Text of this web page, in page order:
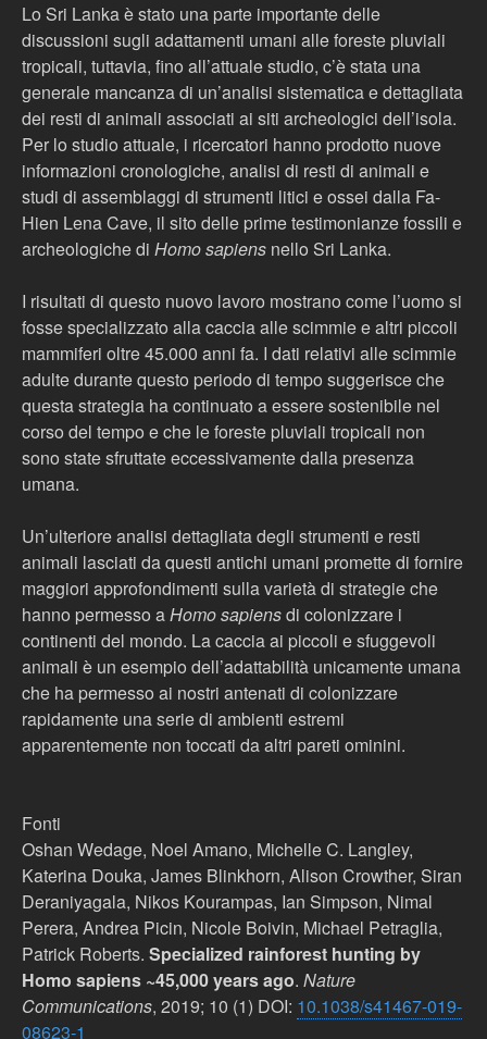
Lo Sri Lanka è stato una parte importante delle
discussioni sugli adattamenti umani alle foreste pluviali
tropicali, tuttavia, fino all’attuale studio, c’è stata una
generale mancanza di un’analisi sistematica e dettagliata
dei resti di animali associati ai siti archeologici dell’isola.
Per lo studio attuale, i ricercatori hanno prodotto nuove
informazioni cronologiche, analisi di resti di animali e
studi di assemblaggi di strumenti litici e ossei dalla Fa-
Hien Lena Cave, il sito delle prime testimonianze fossili e
archeologiche di Homo sapiens nello Sri Lanka.
I risultati di questo nuovo lavoro mostrano come l’uomo si
fosse specializzato alla caccia alle scimmie e altri piccoli
mammiferi oltre 45.000 anni fa. I dati relativi alle scimmie
adulte durante questo periodo di tempo suggerisce che
questa strategia ha continuato a essere sostenibile nel
corso del tempo e che le foreste pluviali tropicali non
sono state sfruttate eccessivamente dalla presenza
umana.
Un’ulteriore analisi dettagliata degli strumenti e resti
animali lasciati da questi antichi umani promette di fornire
maggiori approfondimenti sulla varietà di strategie che
hanno permesso aHomo sapiensdi colonizzare i
continenti del mondo. La caccia ai piccoli e sfuggevoli
animali è un esempio dell’adattabilità unicamente umana
che ha permesso ai nostri antenati di colonizzare
rapidamente una serie di ambienti estremi
apparentemente non toccati da altri pareti ominini.
Fonti
Oshan Wedage, Noel Amano, Michelle C. Langley,
Katerina Douka, James Blinkhorn, Alison Crowther, Siran
Deraniyagala, Nikos Kourampas, Ian Simpson, Nimal
Perera, Andrea Picin, Nicole Boivin, Michael Petraglia,
Patrick Roberts. Specialized rainforest hunting by
Homo sapiens ~45,000 years ago. Nature
Communications, 2019; 10 (1) DOI: 10.1038/s41467-019-
08623-1